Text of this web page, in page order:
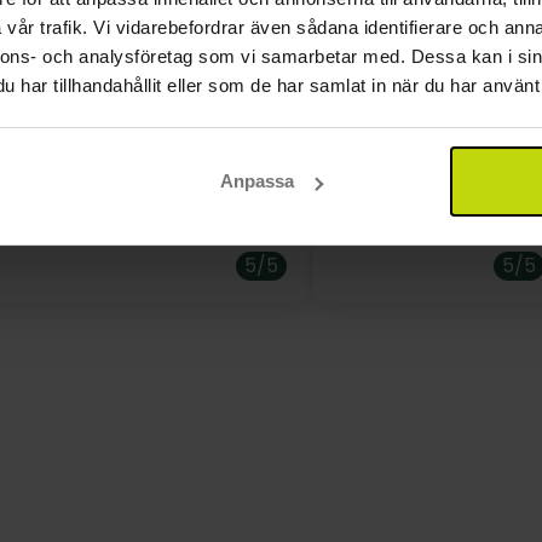
trafik. Vi vidarebefordrar även sådana identifierare och
och analysföretag som vi samarbetar med. Dessa kan i
har tillhandahållit eller som de har samlat in när du har
Anpassa
rum hör Frøslev Kro till kategorin av små och charmiga
Alla rum ligger på första våningen, men det finns
pengarna.
5/5 5/5